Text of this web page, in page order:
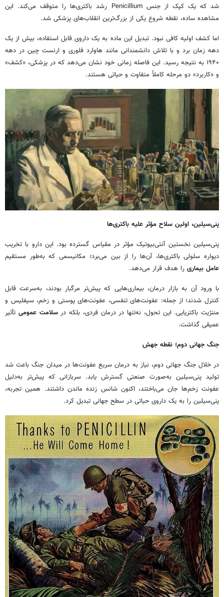
شد که یک کپک از جنس Penicillium رشد باکتری‌ها را متوقف می‌کند. این
مشاهده ساده، نقطه شروع یکی از بزرگ‌ترین انقلاب‌های پزشکی شد.
اما کشف اولیه کافی نبود. تبدیل این ماده به یک داروی قابل استفاده، بیش از یک
دهه زمان برد و با تلاش دانشمندانی مانند هاوارد فلوری و ارنست چین در دهه
۱۹۴۰ به نتیجه رسید. این فاصله زمانی خود نشان می‌دهد که در پزشکی، «کشف»
و «کاربرد» دو مرحله کاملاً متفاوت و حیاتی هستند.
پنی‌سیلین، اولین سلاح مؤثر علیه باکتری‌ها
پنی‌سیلین نخستین آنتی‌بیوتیک مؤثر در مقیاس گسترده بود. این دارو با تخریب
دیواره سلولی باکتری‌ها، آن‌ها را از بین می‌برد؛ مکانیسمی که به‌طور مستقیم
عامل بیماری را هدف قرار می‌دهد.
با ورود آن به بازار درمان، بیماری‌هایی که پیش‌تر مرگبار بودند، به‌سرعت قابل
کنترل شدند؛ از جمله: عفونت‌های تنفسی، عفونت‌های پوستی و زخم، سیفلیس و
مننژیت باکتریایی. این تحول، نه‌تنها در درمان فردی، بلکه درسلامت عمومی تأثیر
عمیقی گذاشت.
جنگ جهانی دوم؛ نقطه جهش
در خلال جنگ جهانی دوم، نیاز به درمان سریع عفونت‌ها در میدان جنگ باعث شد
تولید پنی‌سیلین به‌صورت صنعتی گسترش یابد. سربازانی که پیش‌تر به‌دلیل
عفونت زخم‌ها جان می‌باختند، اکنون شانس زنده ماندن داشتند. همین تجربه،
پنی‌سیلین را به یک داروی حیاتی در سطح جهانی تبدیل کرد.